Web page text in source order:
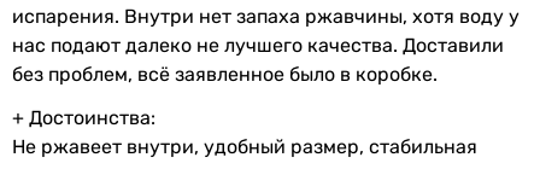
Сервисное
обслуживание
1 раз в год
Гарантия на
24 мес.
испарения. Внутри нет запаха ржавчины, хотя воду у
нас подают далеко не лучшего качества. Доставили
без проблем, всё заявленное было в коробке.
+ Достоинства:
Не ржавеет внутри, удобный размер, стабильная